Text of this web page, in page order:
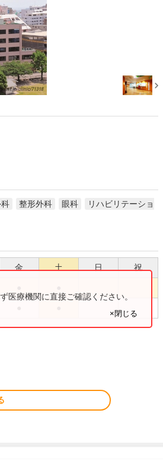
整形外科 眼科
リハビリテーショ
金 土 日 祝
医療機関に直接ご確認ください。
×閉じる